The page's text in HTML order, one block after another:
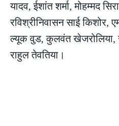
यादव, ईशांत शर्मा, मोहम्मद
रविश्रीनिवासन साई किशोर,
ल्यूक वुड, कुलवंत खेजरोलिया,
राहुल तेवतिया।